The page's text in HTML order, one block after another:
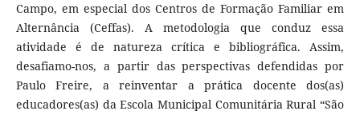
Campo, em especial dos Centros de Formação Familiar em
Alternância (Ceffas). A metodologia que conduz essa
atividade é de natureza crítica e bibliográfica. Assim,
desafiamo-nos, a partir das perspectivas defendidas por
Paulo Freire, a reinventar a prática docente dos(as)
educadores(as) da Escola Municipal Comunitária Rural “São